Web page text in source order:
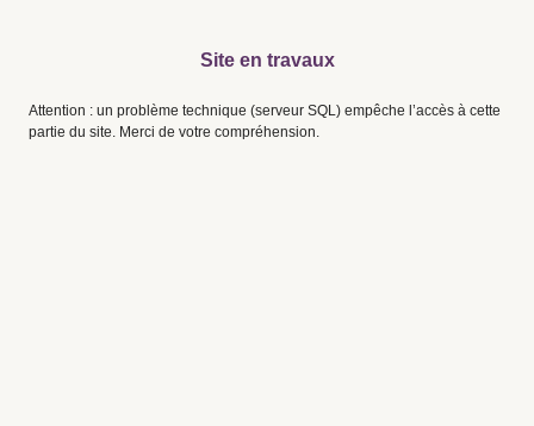
Site en travaux
Attention : un problème technique (serveur SQL) empêche l’accès à cette
partie du site. Merci de votre compréhension.